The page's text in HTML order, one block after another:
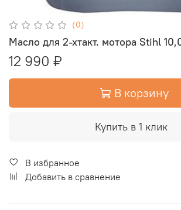
(0)
Масло для 2-хтакт. мотора Stihl
12 990 ₽
В корзину
Купить в 1 клик
В избранное
Добавить в сравнение